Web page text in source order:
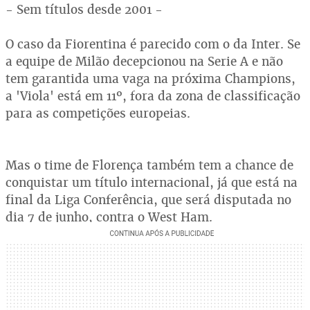
- Sem títulos desde 2001 -
O caso da Fiorentina é parecido com o da Inter. Se
a equipe de Milão decepcionou na Serie A e não
tem garantida uma vaga na próxima Champions,
a 'Viola' está em 11º, fora da zona de classificação
para as competições europeias.
Mas o time de Florença também tem a chance de
conquistar um título internacional, já que está na
final da Liga Conferência, que será disputada no
dia 7 de junho, contra o West Ham.